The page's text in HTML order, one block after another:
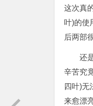
这次真
叶)的使
后两部
还
辛苦究
四叶)无
来愈漂